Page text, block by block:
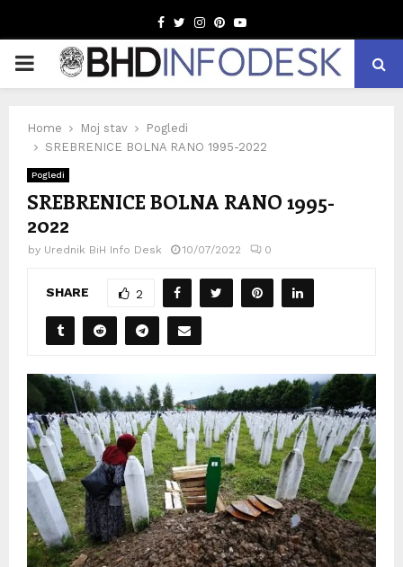
Facebook
TwitterInstagram
Pinterest
Youtube
PRIMARY
Home Moj stav
Pogledi
SREBRENICE BOLNA RANO 1995-2022
Pogledi
SREBRENICE BOLNA RANO 1995-
2022
by Urednik BiH Info Desk 10/07/2022 0
SHARE 2